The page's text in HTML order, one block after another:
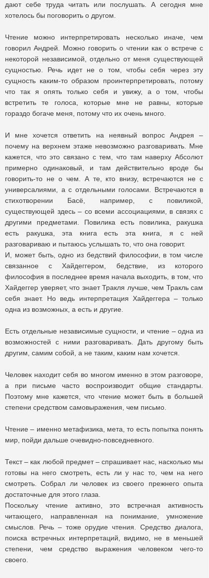
дают себе труда читать или послушать. А сегодня мне
хотелось бы поговорить о другом.
Чтение можно интерпретировать несколько иначе, чем
говорил Андрей. Можно говорить о чтении как о встрече с
некоторой независимой, отдельно от меня существующей
сущностью. Речь идет не о том, чтобы себя через эту
сущность каким-то образом проинтерпретировать, потому
что так я опять только себя и увижу, а о том, чтобы
встретить те голоса, которые мне не равны, которые
гораздо богаче меня, потому что их очень много.
И мне хочется ответить на неявный вопрос Андрея –
почему на верхнем этаже невозможно разговаривать. Мне
кажется, что это связано с тем, что там наверху Абсолют
примерно одинаковый, и там действительно вроде бы
говорить-то не о чем. А те, кто внизу, встречаются не с
универсалиями, а с отдельными голосами. Встречаются в
стихотворении Басё, например, с повиликой,
существующей здесь – со всеми ассоциациями, в связях с
другими предметами. Повилика есть повилика, ракушка
есть ракушка, эта книга есть эта книга, я с ней
разговариваю и пытаюсь услышать то, что она говорит.
И, может быть, одно из бедствий философии, в том числе
связанное с Хайдеггером, бедствие, из которого
философия в последнее время начала выходить, в том, что
Хайдеггер уверяет, что знает Тракля лучше, чем Тракль сам
себя знает. Но ведь интерпретация Хайдеггера – только
одна из возможных, а есть и другие.
Есть отдельные независимые сущности, и чтение – одна из
возможностей с ними разговаривать. Дать другому быть
другим, самим собой, а не таким, каким нам хочется.
Человек находит себя во многом именно в этом разговоре,
а при письме часто воспроизводит общие стандарты.
Поэтому мне кажется, что чтение может быть в большей
степени средством самовыражения, чем письмо.
Чтение – именно метафизика, мета, то есть попытка понять
мир, пойди дальше очевидно-повседневного.
Текст – как любой предмет – спрашивает нас, насколько мы
готовы на него смотреть, есть ли у нас то, чем на него
смотреть. Собрал ли человек из своего прежнего опыта
достаточные для этого глаза.
Поскольку чтение активно, это встречная активность
читающего, направленная на понимание, умножение
смыслов. Речь – тоже орудие чтения. Средство диалога,
поиска встречных интерпретаций, видимо, не в меньшей
степени, чем средство выражения человеком чего-то
своего.